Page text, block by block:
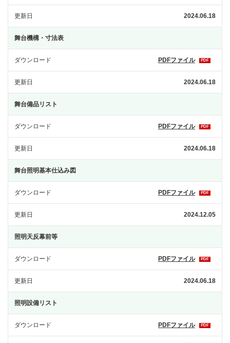
更新日 2024.06.18
舞台機構・寸法表
ダウンロード PDFファイル PDF
更新日 2024.06.18
舞台備品リスト
ダウンロード PDFファイル PDF
更新日 2024.06.18
舞台照明基本仕込み図
ダウンロード PDFファイル PDF
更新日 2024.12.05
照明天反幕前等
ダウンロード PDFファイル PDF
更新日 2024.06.18
照明設備リスト
ダウンロード PDFファイル PDF